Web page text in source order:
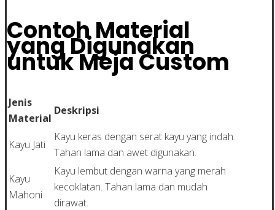
Contoh Material
yang Digunakan
untuk Meja Custom
Jenis
Material
Deskripsi
Kayu Jati
Kayu keras dengan serat kayu yang indah.
Tahan lama dan awet digunakan.
Kayu
Mahoni
Kayu lembut dengan warna yang merah
kecoklatan. Tahan lama dan mudah
dirawat.